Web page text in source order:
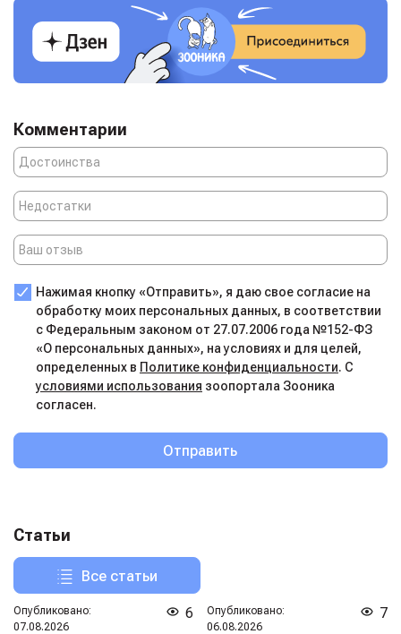
Комментарии
Нажимая кнопку «Отправить», я даю свое согласие на
обработку моих персональных данных, в соответствии
с Федеральным законом от 27.07.2006 года №152-ФЗ
«О персональных данных», на условиях и для целей,
определенных в Политике конфиденциальности. С
условиями использования зоопортала Зооника
согласен.
Отправить
Статьи
Все статьи
Опубликовано:
07.08.2026
6
Опубликовано:
06.08.2026
7